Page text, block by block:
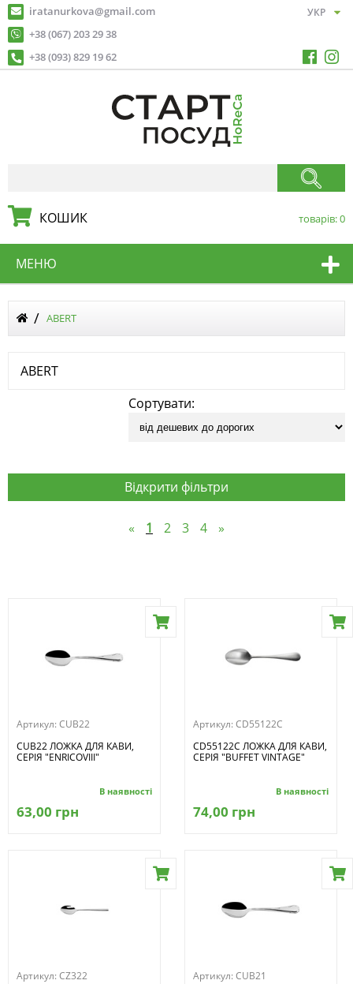
iratanurkova@gmail.com
+38 (067) 203 29 38
+38 (093) 829 19 62
КОШИК товарів:0
МЕНЮ
ABERT
ABERT
Сортувати:
Відкрити фільтри
« 1 2 3 4 »
Артикул: CUB22
CUB22 ЛОЖКА ДЛЯ КАВИ,
СЕРІЯ "ENRICOVIII"
В наявності
63,00 грн
Артикул: CD55122C
CD55122C ЛОЖКА ДЛЯ КАВИ,
СЕРІЯ "BUFFET VINTAGE"
В наявності
74,00 грн
Артикул: CZ322
Артикул: CUB21